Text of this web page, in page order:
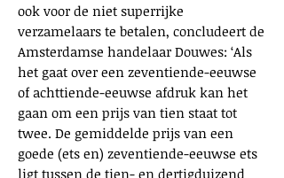
ook voor de niet superrijke
verzamelaars te betalen, concludeert de
Amsterdamse handelaar Douwes: ‘Als
het gaat over een zeventiende-eeuwse
of achttiende-eeuwse afdruk kan het
gaan om een prijs van tien staat tot
twee. De gemiddelde prijs van een
goede (ets en) zeventiende-eeuwse ets
ligt tussen de tien- en dertigduizend